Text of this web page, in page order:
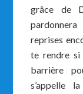
grâce de
reprises
te rendre si
barrière
s’appelle